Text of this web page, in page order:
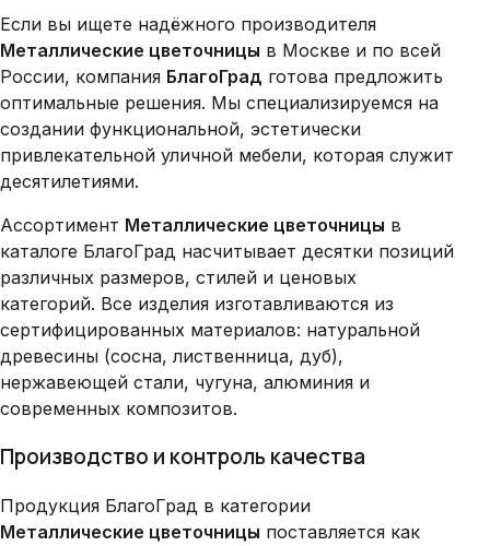
Если вы ищете надёжного производителя
Металлические цветочницы в Москве и по всей
России, компания БлагоГрад готова предложить
оптимальные решения. Мы специализируемся на
создании функциональной, эстетически
привлекательной уличной мебели, которая служит
десятилетиями.
Ассортимент Металлические цветочницы в
каталоге БлагоГрад насчитывает десятки позиций
различных размеров, стилей и ценовых
категорий. Все изделия изготавливаются из
сертифицированных материалов: натуральной
древесины (сосна, лиственница, дуб),
нержавеющей стали, чугуна, алюминия и
современных композитов.
Производство и контроль качества
Продукция БлагоГрад в категории
Металлические цветочницы поставляется как